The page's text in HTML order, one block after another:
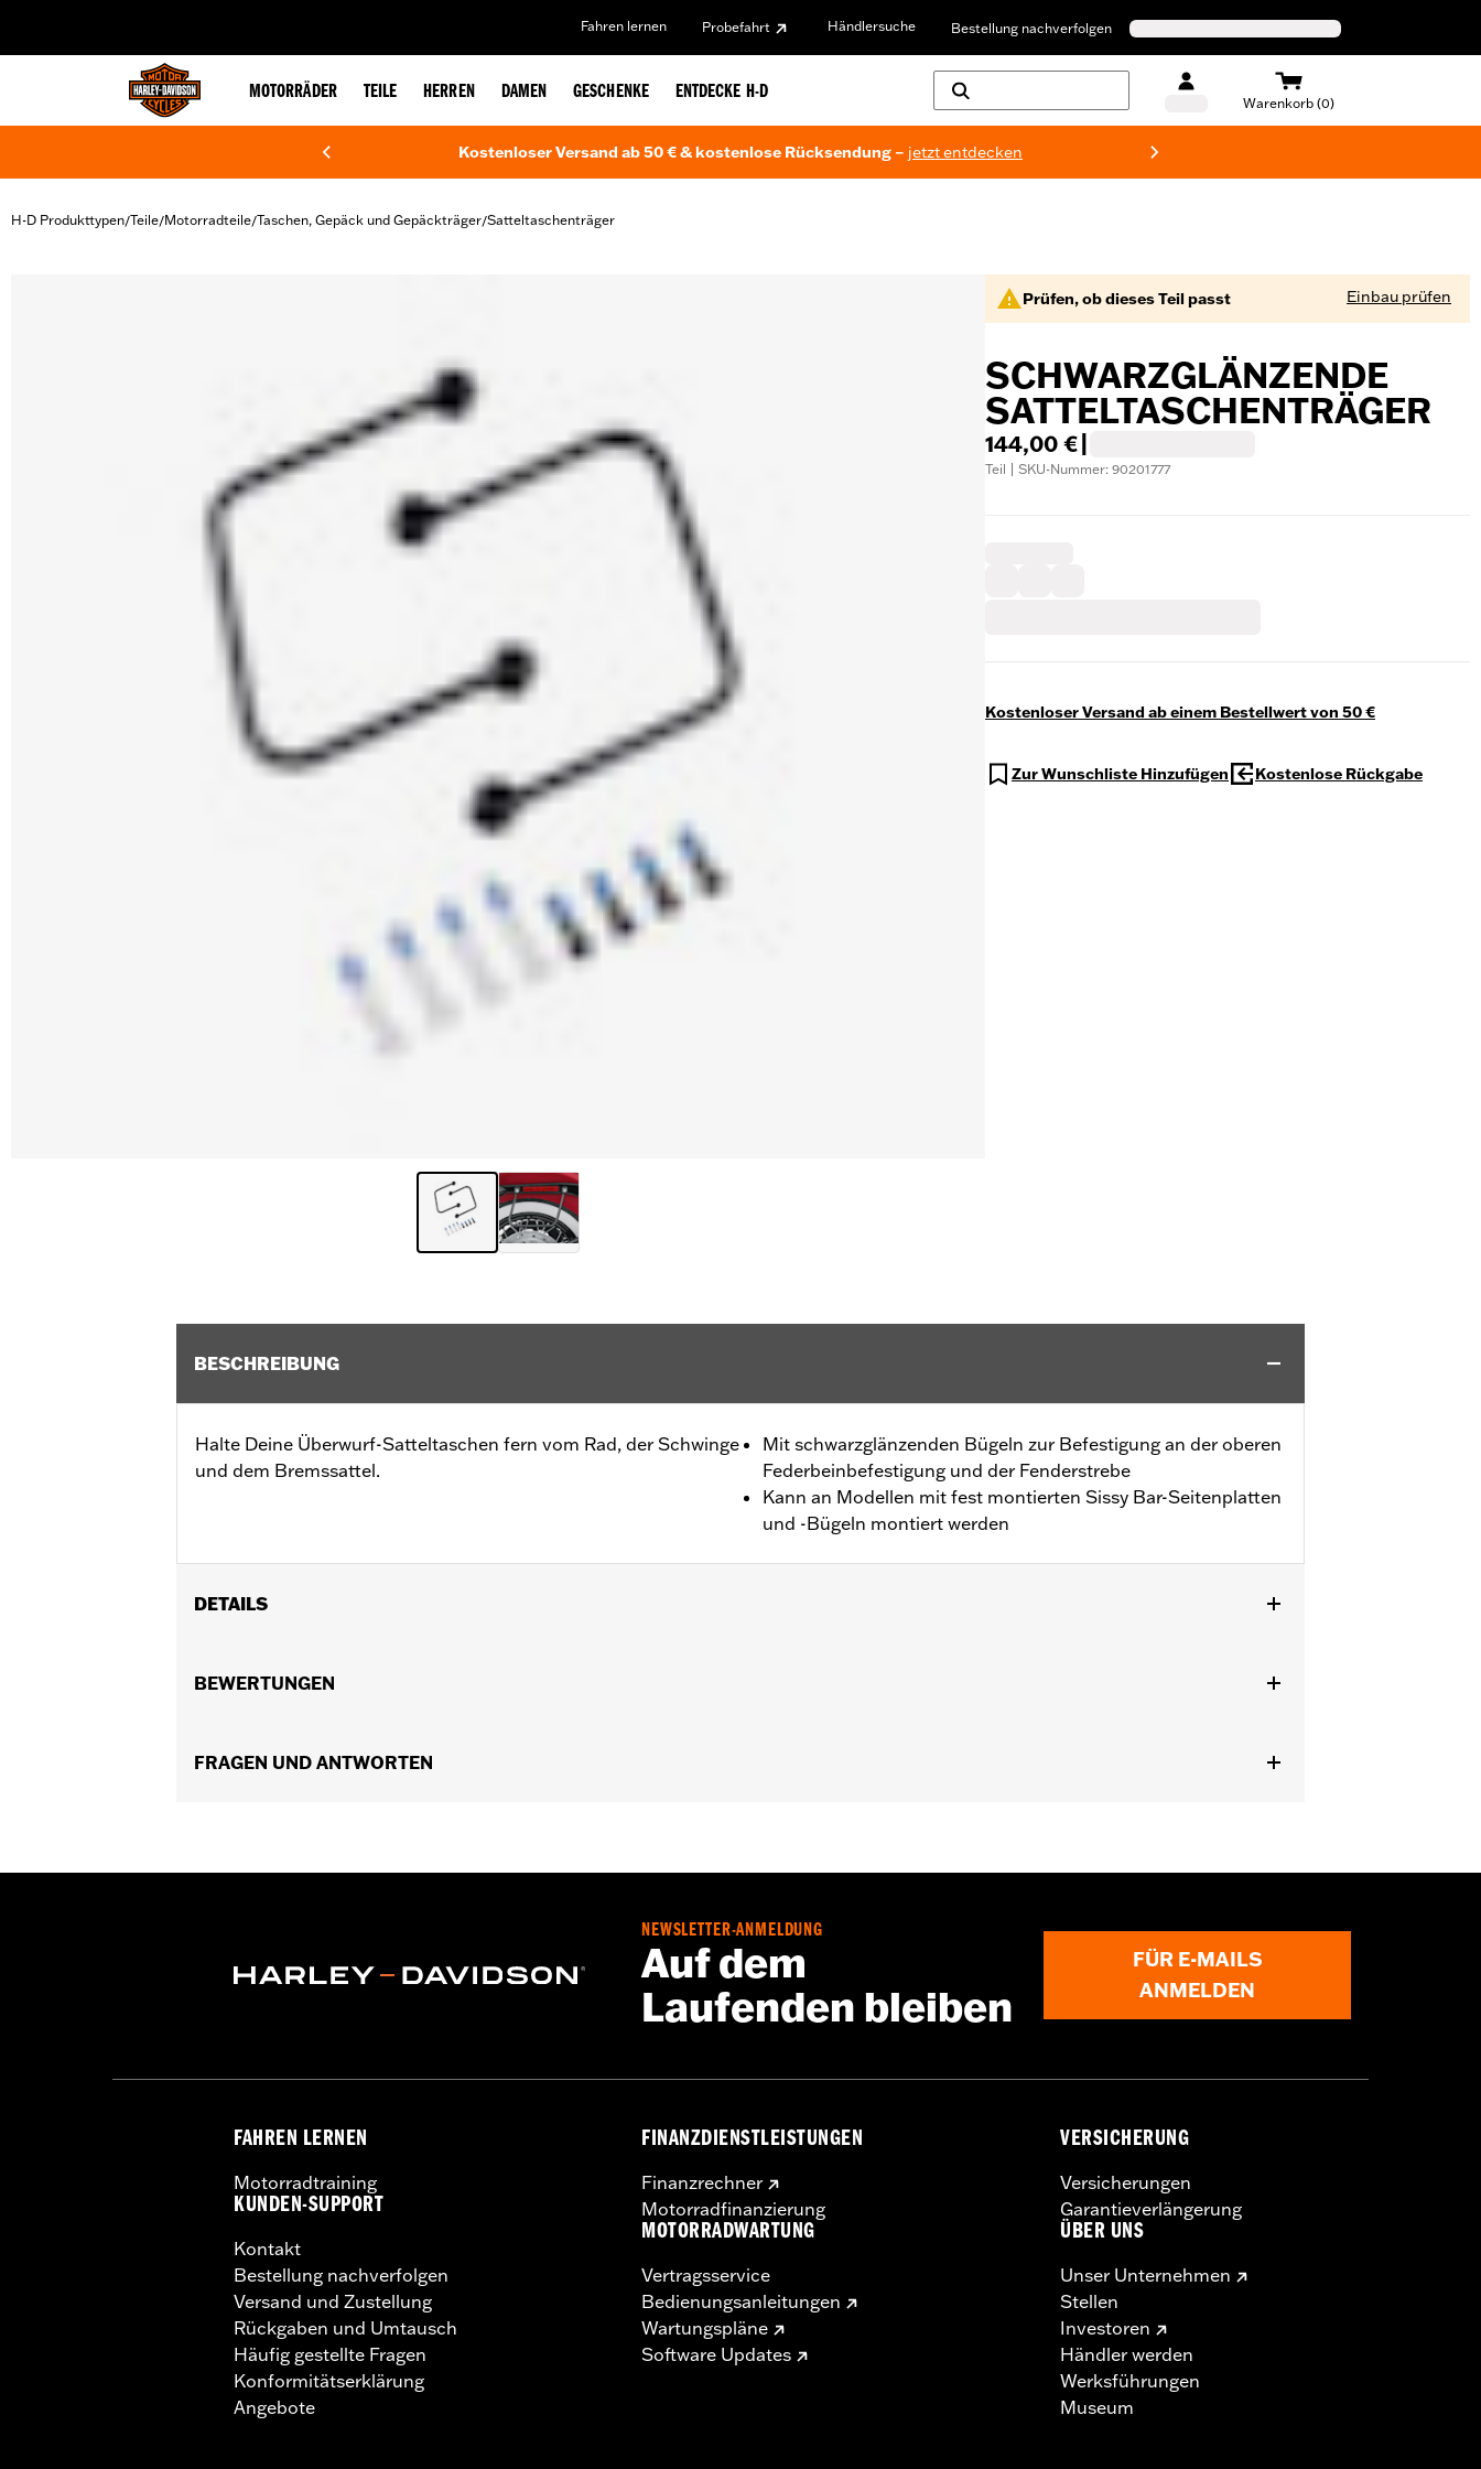
Fahren lernen Probefahrt Händlersuche Bestellung nachverfolgen
MOTORRÄDER TEILE HERREN DAMEN GESCHENKE ENTDECKE H-D
Warenkorb (0)
Kostenloser Versand ab 50 € & kostenlose Rücksendung – jetzt entdecken
H-D Produkttypen/Teile/Motorradteile/Taschen, Gepäck und Gepäckträger/Satteltaschenträger
Prüfen, ob dieses Teil passt Einbau prüfen
SCHWARZGLÄNZENDE
SATTELTASCHENTRÄGER
144,00 €
Teil | SKU-Nummer: 90201777
Kostenloser Versand ab einem Bestellwert von 50 €
Zur Wunschliste Hinzufügen Kostenlose Rückgabe
BESCHREIBUNG
Halte Deine Überwurf-Satteltaschen fern vom Rad, der Schwinge
und dem Bremssattel.
Mit schwarzglänzenden Bügeln zur Befestigung an der oberen
Federbeinbefestigung und der Fenderstrebe
Kann an Modellen mit fest montierten Sissy Bar-Seitenplatten
und -Bügeln montiert werden
DETAILS
oder 90202693.
In der Box:Linke und rechte Stütze und Befestigungsteile
BEWERTUNGEN
FRAGEN UND ANTWORTEN
NEWSLETTER-ANMELDUNG
Auf dem
Laufenden bleiben
FÜR E-MAILS
ANMELDEN
FAHREN LERNEN
Motorradtraining
KUNDEN-SUPPORT
Kontakt
Bestellung nachverfolgen
Versand und Zustellung
Rückgaben und Umtausch
Häufig gestellte Fragen
Konformitätserklärung
Angebote
FINANZDIENSTLEISTUNGEN
Finanzrechner
Motorradfinanzierung
MOTORRADWARTUNG
Vertragsservice
Bedienungsanleitungen
Wartungspläne
Software Updates
VERSICHERUNG
Versicherungen
Garantieverlängerung
ÜBER UNS
Unser Unternehmen
Stellen
Investoren
Händler werden
Werksführungen
Museum